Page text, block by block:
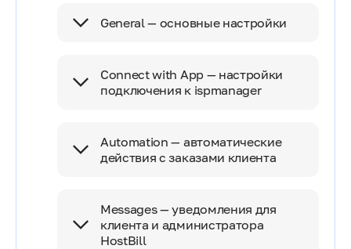
General — основные настройки
Connect with App — настройки
подключения к ispmanager
Automation — автоматические
действия с заказами клиента
Messages — уведомления для
клиента и администратора
HostBill